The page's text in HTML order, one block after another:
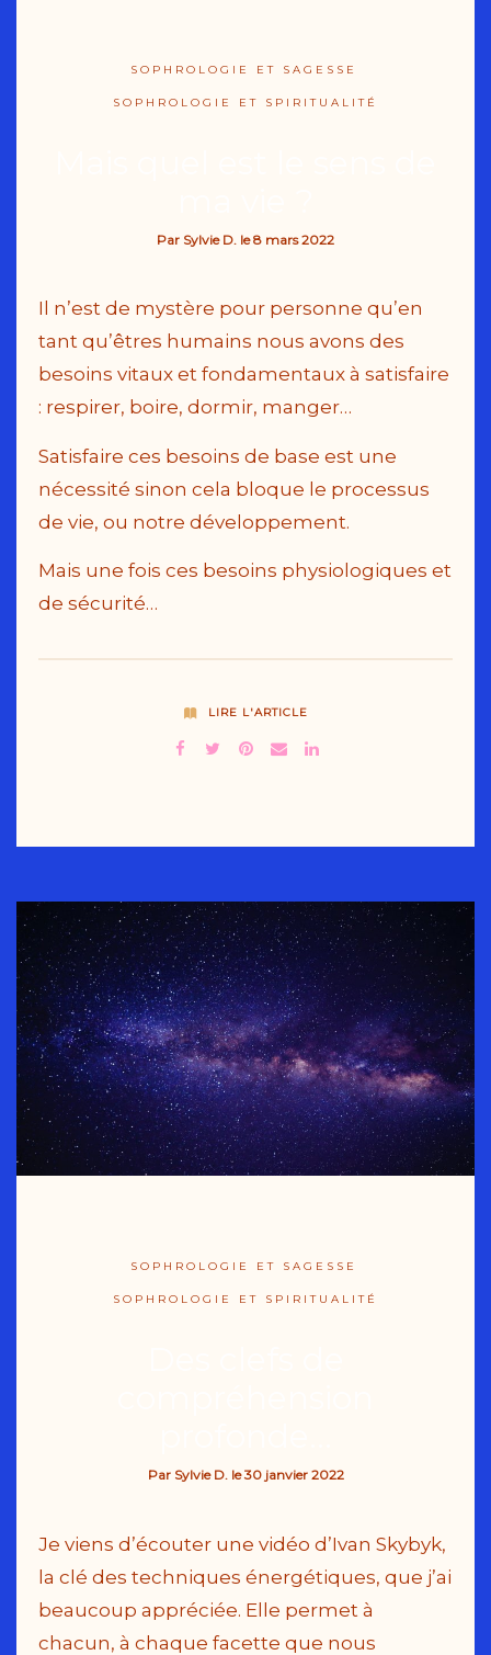
SOPHROLOGIE ET SAGESSE
SOPHROLOGIE ET SPIRITUALITÉ
Par Sylvie D. le8 mars 2022
Il n’est de mystère pour personne qu’en
tant qu’êtres humains nous avons des
besoins vitaux et fondamentaux à satisfaire
: respirer, boire, dormir, manger…
Satisfaire ces besoins de base est une
nécessité sinon cela bloque le processus
de vie, ou notre développement.
Mais une fois ces besoins physiologiques et
de sécurité…
LIRE L'ARTICLE
SOPHROLOGIE ET SAGESSE
SOPHROLOGIE ET SPIRITUALITÉ
Par Sylvie D. le30 janvier 2022
Je viens d’écouter une vidéo d’Ivan Skybyk,
la clé des techniques énergétiques, que j’ai
beaucoup appréciée. Elle permet à
chacun, à chaque facette que nous